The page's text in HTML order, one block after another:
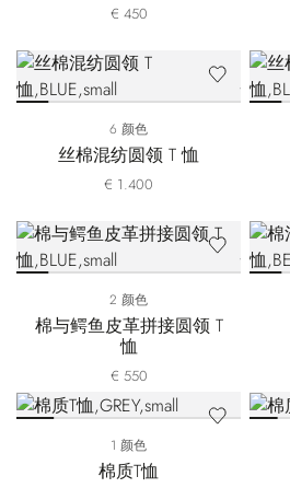
€ 450
6 颜色
丝棉混纺圆领 T 恤
€ 1.400
2 颜色
棉与鳄鱼皮革拼接圆领 T
恤
€ 550
1 颜色
棉质T恤